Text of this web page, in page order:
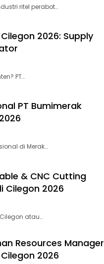
ritel perabot…
2026: Supply
PT…
PT Bumimerak
di Merak…
& CNC Cutting
Cilegon 2026
atau…
Resources Manager
2026